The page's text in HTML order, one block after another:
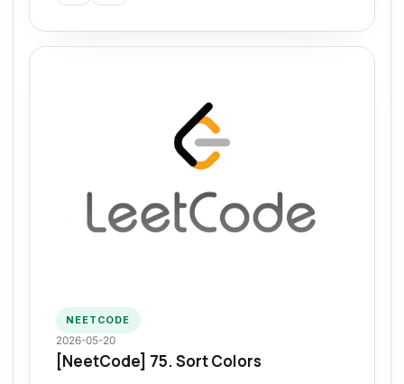
NEETCODE
2026-05-20
[NeetCode] 75. Sort Colors